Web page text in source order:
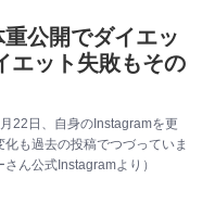
公開でダイエッ
エット失敗もその
22日、自身のInstagramを更
も過去の投稿でつづっていま
ん公式Instagramより）